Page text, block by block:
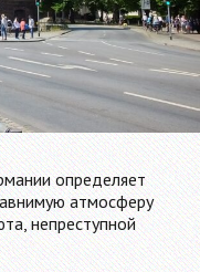
определяет
атмосферу
непреступной